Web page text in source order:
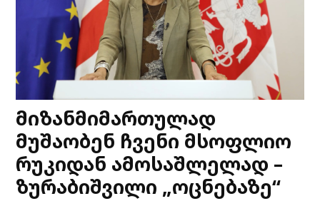
მიზანმიმართულად
მუშაობენ ჩვენი მსოფლიო
რუკიდან ამოსაშლელად –
ზურაბიშვილი „ოცნებაზე“